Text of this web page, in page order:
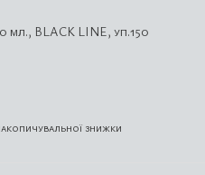
мл., BLACK LINE, уп.150
знижки